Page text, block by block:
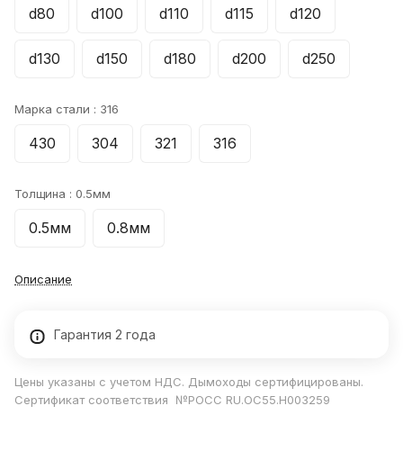
d80 d100 d110 d115 d120
d130 d150 d180 d200 d250
Марка стали : 316
430 304 321 316
Толщина : 0.5мм
0.5мм 0.8мм
Описание
Гарантия 2 года
Цены указаны с учетом НДС. Дымоходы сертифицированы.
Сертификат соответствия №РОСС RU.ОС55.Н003259